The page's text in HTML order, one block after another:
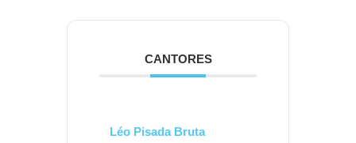
CANTORES
Léo Pisada Bruta